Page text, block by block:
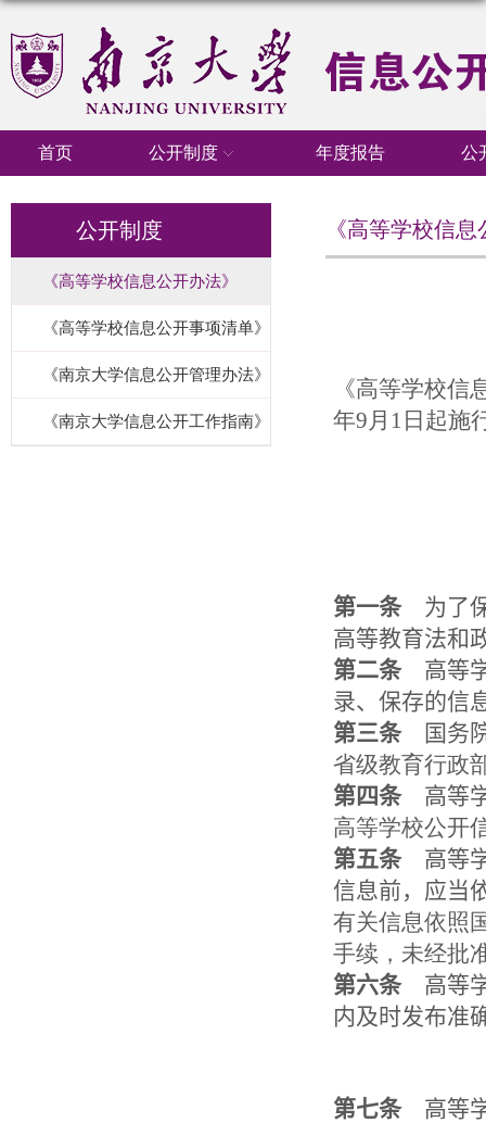
首页 公开制度 年度报告 公
公开制度
《高等学校信息公开办法》
《高等学校信息公开事项清单》
《南京大学信息公开管理办法》
《南京大学信息公开工作指南》
《高等学校信
《高等学校信
年9月 1 日起施
第一条为了保
高等教育法和
第二条高等学
录、保存的信
第三条国务院
省级教育行政
第四条高等学
高等学校公开
第五条高等学
信息前，应当
有关信息依照
手续，未经批
第六条高等学
内及时发布准
第七条高等学